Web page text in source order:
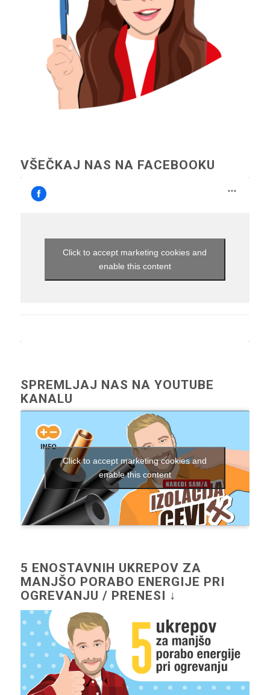
VŠEČKAJ NAS NA FACEBOOKU
Click to accept marketing cookies and
enable this content
SPREMLJAJ NAS NA YOUTUBE
KANALU
Click to accept marketing cookies and
enable this content
5 ENOSTAVNIH UKREPOV ZA
MANJŠO PORABO ENERGIJE PRI
OGREVANJU / PRENESI ↓